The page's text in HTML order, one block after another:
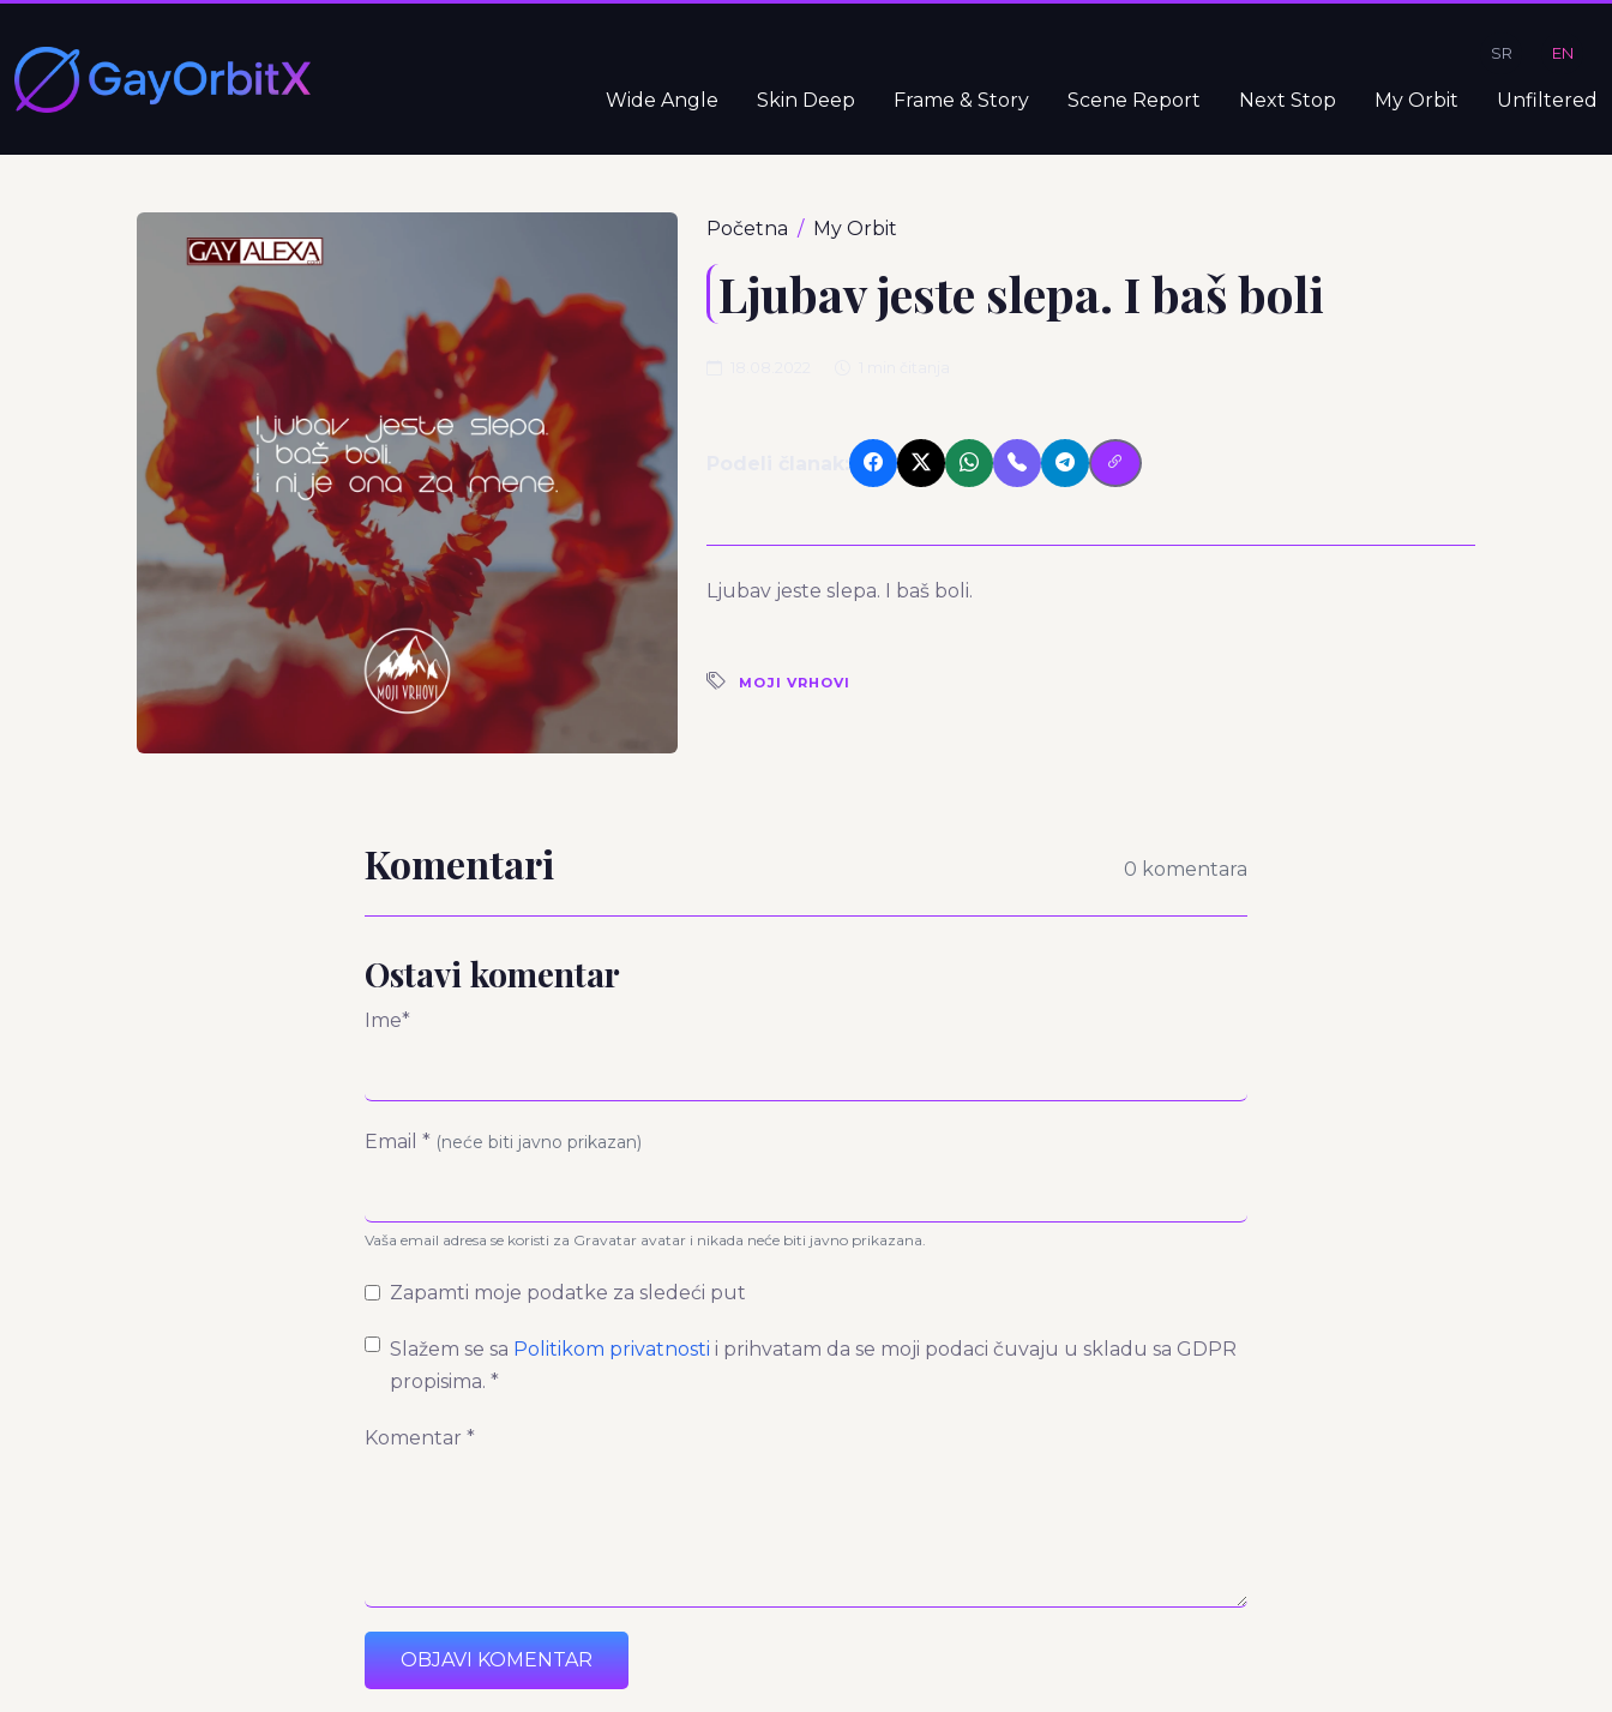
SR EN
Wide Angle Skin Deep Frame & Story Scene Report Next Stop My Orbit Unfiltered
Početna My Orbit
Ljubav jeste slepa. I baš boli
Ljubav jeste slepa. I baš boli.
MOJI VRHOVI
Komentari 0 komentara
Ostavi komentar
Ime*
Email * (neće biti javno prikazan)
Vaša email adresa se koristi za Gravatar avatar i nikada neće biti javno prikazana.
Zapamti moje podatke za sledeći put
Slažem se sa Politikom privatnosti i prihvatam da se moji podaci čuvaju u skladu sa GDPR
propisima. *
Komentar *
OBJAVI KOMENTAR